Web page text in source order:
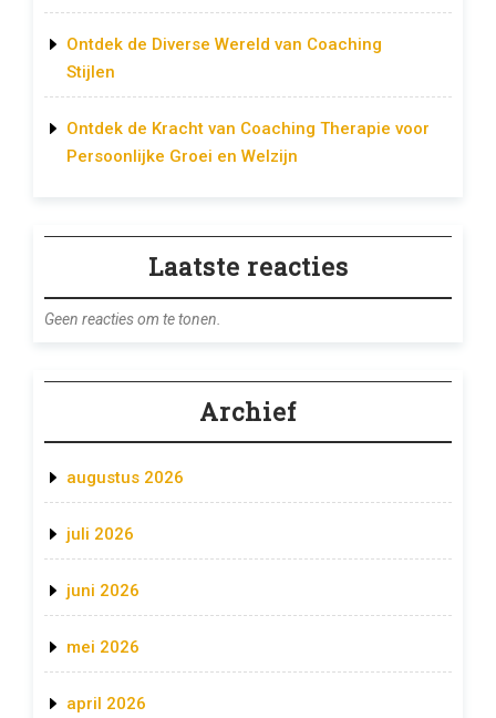
Ontdek de Diverse Wereld van Coaching
Stijlen
Ontdek de Kracht van Coaching Therapie voor
Persoonlijke Groei en Welzijn
Laatste reacties
Geen reacties om te tonen.
Archief
augustus 2026
juli 2026
juni 2026
mei 2026
april 2026